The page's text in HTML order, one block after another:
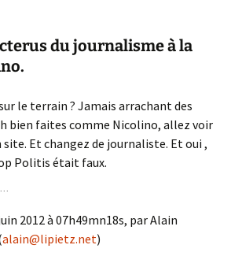
du journalisme à la
le terrain ? Jamais arrachant des
bien faites comme Nicolino, allez voir
site. Et changez de journaliste. Et oui ,
Politis était faux.
2012 à 07h49mn18s, par Alain
alain@lipietz.net)